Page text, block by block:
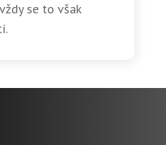
se to však